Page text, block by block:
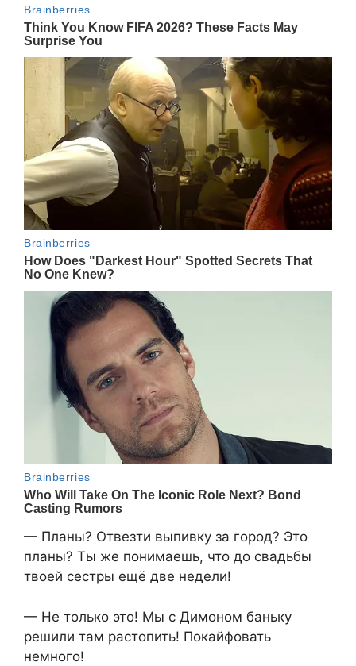
— Планы? Отвезти выпивку за город? Это
планы? Ты же понимаешь, что до свадьбы
твоей сестры ещё две недели!
— Не только это! Мы с Димоном баньку
решили там растопить! Покайфовать
немного!